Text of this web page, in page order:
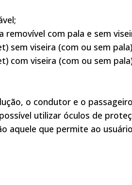
removível com pala e sem
sem viseira (com ou sem
com viseira (com ou sem
o condutor e o
utilizar óculos de
aquele que permite ao